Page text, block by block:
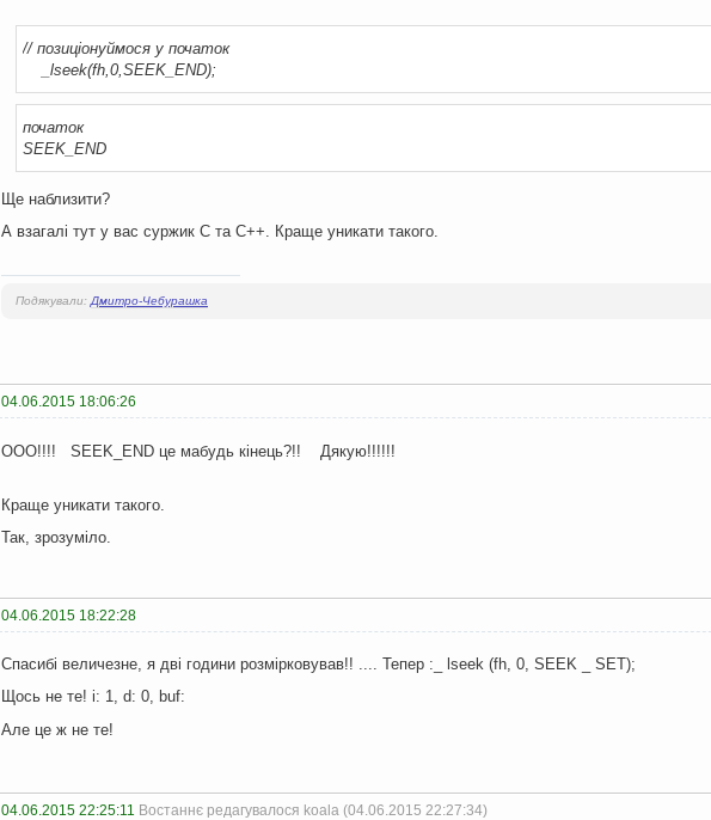
// готуємо структури для запису - читання
    mystruct ms
;
    mystruct B
;
    memset
(&ms,0,sizeof ms);
    memset
(&B,0,sizeof B);
    ms
.
    ms
.d
    strcpy
(ms.buf, "Бука");
// позиціонуймо покажчик в кінець файлу
    _lseek
(fh,0,SEEK_END);
char* pstr1 = 0;
  pstr1
// позиціонуймося у початок
у вказане місце розташування.
    _read
(fh,&B
    getch
();
return 0
// позиціонуймося у початок
_lseek(fh,0,SEEK_END);
початок
SEEK_END
Ще наблизити?
А взагалі тут у вас суржик C та C++. Краще уникати такого.
Подякували: Дмитро-Чебурашка
04.06.2015 18:06:26
ООО!!!! SEEK_END це мабудь кінець?!! Дякую!!!!!!
Краще уникати такого.
Так, зрозуміло.
04.06.2015 18:22:28
Спасибі величезне, я дві години розмірковував!! .... Тепер :_ lseek (fh, 0, SEEK _ SET);
Щось не те! i: 1, d: 0, buf:
Але це ж не те!
04.06.2015 22:25:11 Востаннє редагувалося koala (04.06.2015 22:27:34)